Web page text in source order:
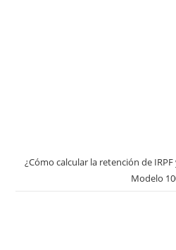
¿Cómo calcular la retención de
Modelo